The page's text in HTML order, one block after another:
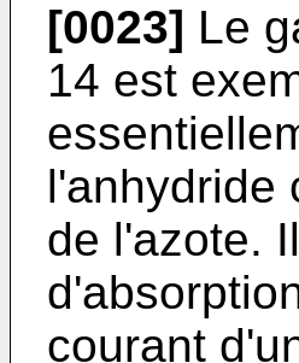
[0023] Le
14 est
l'anhydride
de l'azote.
courant